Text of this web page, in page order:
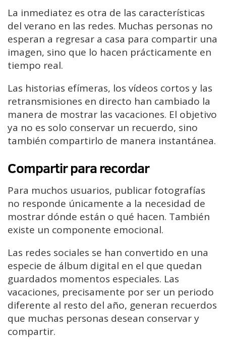
La inmediatez es otra de las características
del verano en las redes. Muchas personas no
esperan a regresar a casa para compartir una
imagen, sino que lo hacen prácticamente en
tiempo real.
Las historias efímeras, los vídeos cortos y las
retransmisiones en directo han cambiado la
manera de mostrar las vacaciones. El objetivo
ya no es solo conservar un recuerdo, sino
también compartirlo de manera instantánea.
Compartir para recordar
Para muchos usuarios, publicar fotografías
no responde únicamente a la necesidad de
mostrar dónde están o qué hacen. También
existe un componente emocional.
Las redes sociales se han convertido en una
especie de álbum digital en el que quedan
guardados momentos especiales. Las
vacaciones, precisamente por ser un periodo
diferente al resto del año, generan recuerdos
que muchas personas desean conservar y
compartir.